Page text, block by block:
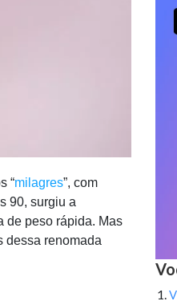
“milagres”, com
90, surgiu a
de peso rápida. Mas
dessa renomada